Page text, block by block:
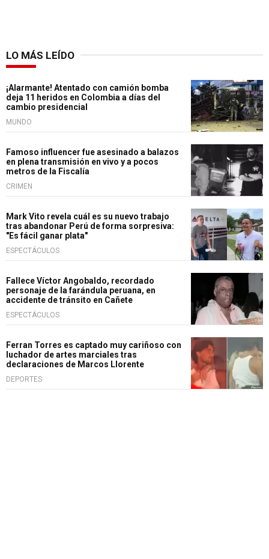
LO MÁS LEÍDO
¡Alarmante! Atentado con camión bomba
deja 11 heridos en Colombia a días del
cambio presidencial
MUNDO
Famoso influencer fue asesinado a balazos
en plena transmisión en vivo y a pocos
metros de la Fiscalía
CRIMEN
Mark Vito revela cuál es su nuevo trabajo
tras abandonar Perú de forma sorpresiva:
"Es fácil ganar plata"
ESPECTÁCULOS
Fallece Víctor Angobaldo, recordado
personaje de la farándula peruana, en
accidente de tránsito en Cañete
ESPECTÁCULOS
Ferran Torres es captado muy cariñoso con
luchador de artes marciales tras
declaraciones de Marcos Llorente
DEPORTES